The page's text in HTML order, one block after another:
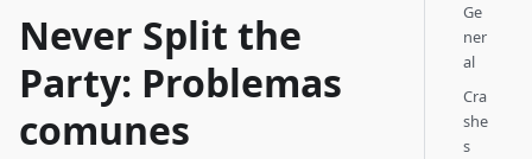
Never Split the
Party: Problemas
comunes
Ge
ner
al
Cra
she
s